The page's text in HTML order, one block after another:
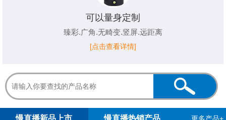
可以量身定制
臻彩.广角.无畸变.竖屏.远距离
[点击查看详情]
慢直播新品上市 慢直播热销产品 更多产品+